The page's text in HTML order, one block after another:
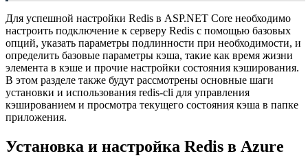
Для успешной настройки Redis в ASP.NET Core необходимо
настроить подключение к серверу Redis с помощью базовых
опций, указать параметры подлинности при необходимости, и
определить базовые параметры кэша, такие как время жизни
элемента в кэше и прочие настройки состояния кэширования.
В этом разделе также будут рассмотрены основные шаги
установки и использования redis-cli для управления
кэшированием и просмотра текущего состояния кэша в папке
приложения.
Установка и настройка Redis в Azure